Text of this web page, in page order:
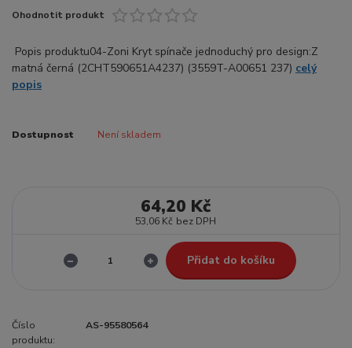
Ohodnotit produkt
Popis produktu04-Zoni Kryt spínače jednoduchý pro design:Z
matná černá (2CHT590651A4237) (3559T-A00651 237) celý
popis
Dostupnost Není skladem
64,20 Kč
53,06 Kč bez DPH
Přidat do košíku
Číslo
produktu:
AS-95580564